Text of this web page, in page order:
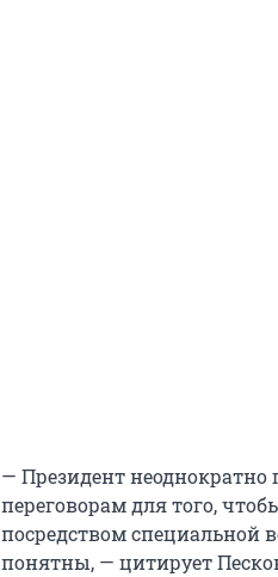
— Президент неоднократно
переговорам для того,
посредством специальной
понятны, — цитирует